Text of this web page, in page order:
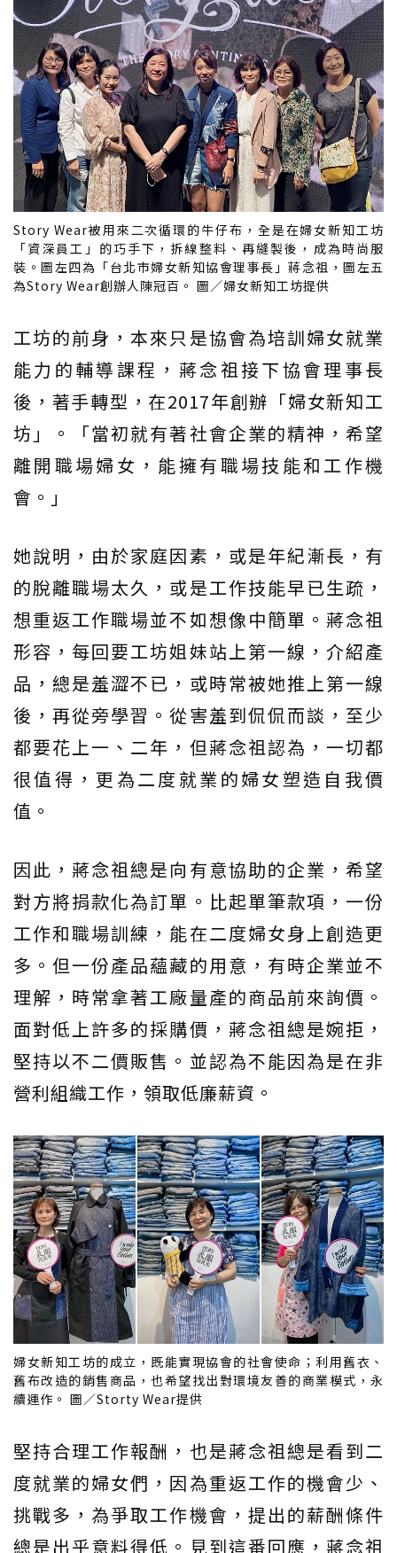
Story Wear被用來二次循環的牛仔布，全是在婦女新知工坊
「資深員工」的巧手下，拆線整料、再縫製後，成為時尚服
裝。圖左四為「台北市婦女新知協會理事長」蔣念祖，圖左五
為Story Wear創辦人陳冠百。 圖／婦女新知工坊提供
工坊的前身，本來只是協會為培訓婦女就業
能力的輔導課程，蔣念祖接下協會理事長
後，著手轉型，在2017年創辦「婦女新知工
坊」。「當初就有著社會企業的精神，希望
離開職場婦女，能擁有職場技能和工作機
會。」
她說明，由於家庭因素，或是年紀漸長，有
的脫離職場太久，或是工作技能早已生疏，
想重返工作職場並不如想像中簡單。蔣念祖
形容，每回要工坊姐妹站上第一線，介紹產
品，總是羞澀不已，或時常被她推上第一線
後，再從旁學習。從害羞到侃侃而談，至少
都要花上一、二年，但蔣念祖認為，一切都
很值得，更為二度就業的婦女塑造自我價
值。
因此，蔣念祖總是向有意協助的企業，希望
對方將捐款化為訂單。比起單筆款項，一份
工作和職場訓練，能在二度婦女身上創造更
多。但一份產品蘊藏的用意，有時企業並不
理解，時常拿著工廠量產的商品前來詢價。
面對低上許多的採購價，蔣念祖總是婉拒，
堅持以不二價販售。並認為不能因為是在非
營利組織工作，領取低廉薪資。
婦女新知工坊的成立，既能實現協會的社會使命；利用舊衣、
舊布改造的銷售商品，也希望找出對環境友善的商業模式，永
續運作。 圖／Storty Wear提供
堅持合理工作報酬，也是蔣念祖總是看到二
度就業的婦女們，因為重返工作的機會少、
挑戰多，為爭取工作機會，提出的薪酬條件
總是出乎意料得低。見到這番回應，蔣念祖